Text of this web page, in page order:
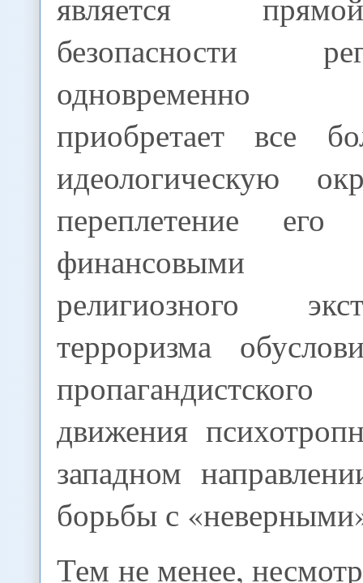
безопасности
одновременно
приобретает все
идеологическую
переплетение
финансовыми
религиозного
терроризма
движения
западном
борьбы с
Тем не менее,